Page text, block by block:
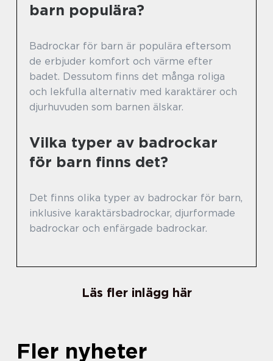
barn populära?
Badrockar för barn är populära eftersom
de erbjuder komfort och värme efter
badet. Dessutom finns det många roliga
och lekfulla alternativ med karaktärer och
djurhuvuden som barnen älskar.
Vilka typer av badrockar
för barn finns det?
Det finns olika typer av badrockar för barn,
inklusive karaktärsbadrockar, djurformade
badrockar och enfärgade badrockar.
Läs fler inlägg här
Fler nyheter